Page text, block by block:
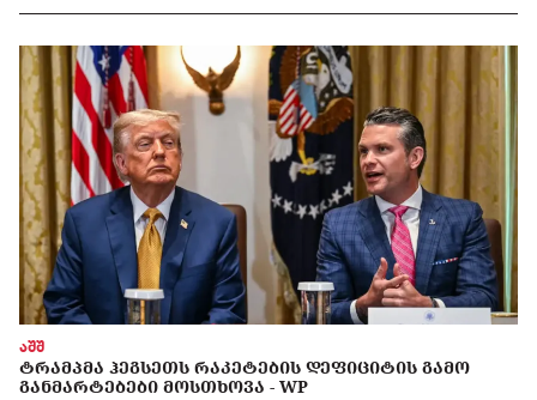
აშშ
ᲢᲠᲐᲛᲞᲛᲐ ᲰᲔᲒᲡᲔᲗᲡ ᲠᲐᲙᲔᲢᲔᲑᲘᲡ ᲓᲔᲤᲘᲪᲘᲢᲘᲡ ᲒᲐᲛᲝ
ᲒᲐᲜᲛᲐᲠᲢᲔᲑᲔᲑᲘ ᲛᲝᲡᲗᲮᲝᲕᲐ - WP